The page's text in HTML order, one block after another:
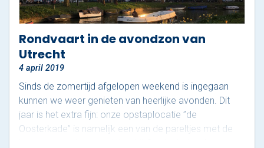
Rondvaart in de avondzon van
Utrecht
4 april 2019
Sinds de zomertijd afgelopen weekend is ingegaan
kunnen we weer genieten van heerlijke avonden. Dit
jaar is het extra fijn: onze opstaplocatie ”de
Oosterkade” is namelijk een van de pareltjes met de